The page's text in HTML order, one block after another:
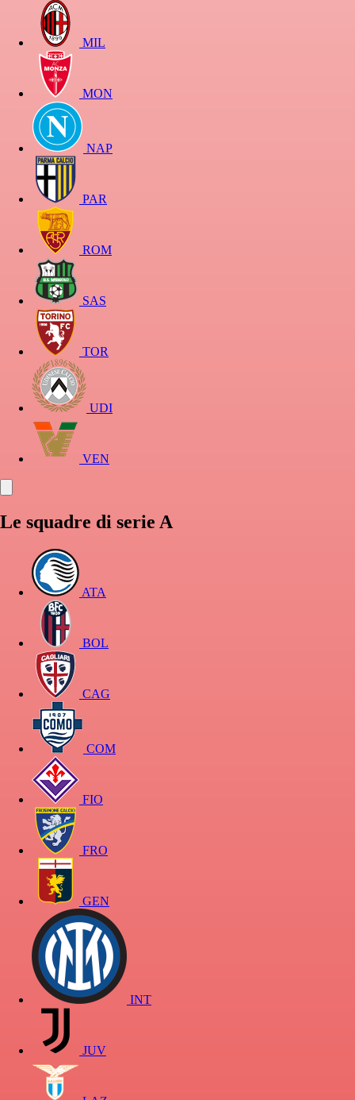
MIL
MON
NAP
PAR
ROM
SAS
TOR
UDI
VEN
Le squadre di serie A
ATA
BOL
CAG
COM
FIO
FRO
GEN
INT
JUV